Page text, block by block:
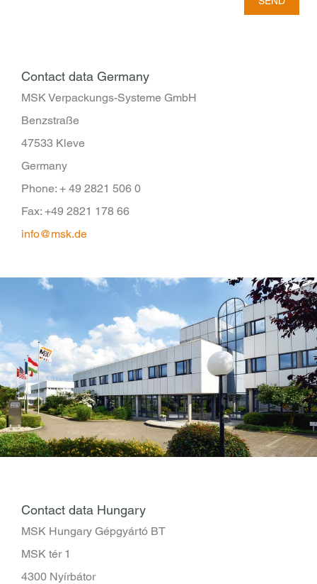
Contact data Germany
MSK Verpackungs-Systeme GmbH
Benzstraße
47533 Kleve
Germany
Phone: + 49 2821 506 0
Fax: +49 2821 178 66
info@msk.de
Contact data Hungary
MSK Hungary Gépgyártó BT
MSK tér 1
4300 Nyírbátor